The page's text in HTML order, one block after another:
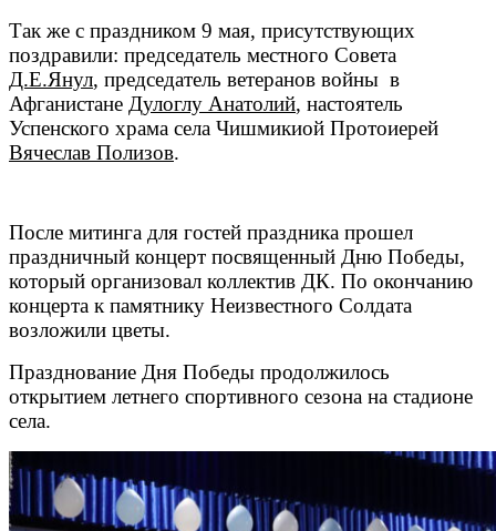
Так же с праздником 9 мая, присутствующих
поздравили: председатель местного Совета
Д.Е.Янул, председатель ветеранов войны в
Афганистане Дулоглу Анатолий, настоятель
Успенского храма села Чишмикиой Протоиерей
Вячеслав Полизов.
После митинга для гостей праздника прошел
праздничный концерт посвященный Дню Победы,
который организовал коллектив ДК. По окончанию
концерта к памятнику Неизвестного Солдата
возложили цветы.
Празднование Дня Победы продолжилось
открытием летнего спортивного сезона на стадионе
села.